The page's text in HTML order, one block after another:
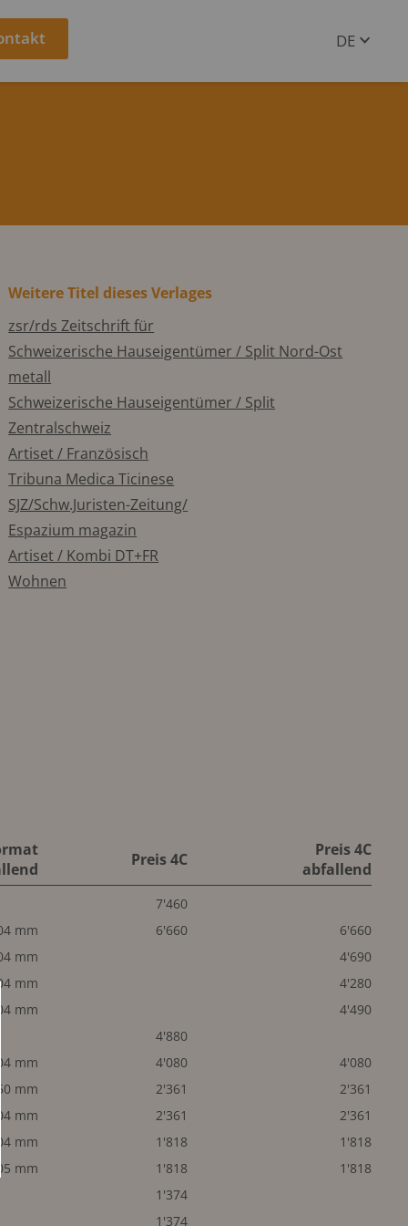
DE
Weitere Titel dieses Verlages
zsr/rds Zeitschrift für
Schweizerische Hauseigentümer / Split Nord-Ost
metall
Schweizerische Hauseigentümer / Split
Zentralschweiz
Artiset / Französisch
Tribuna Medica Ticinese
SJZ/Schw.Juristen-Zeitung/
Espazium magazin
Artiset / Kombi DT+FR
Wohnen
Preis 4C
Preis 4C
abfallend
7'460
mm
6'660
6'660
mm
4'690
mm
4'280
mm
4'490
4'880
mm
4'080
4'080
mm
2'361
2'361
mm
2'361
2'361
mm
1'818
1'818
mm
1'818
1'818
1'374
1'374